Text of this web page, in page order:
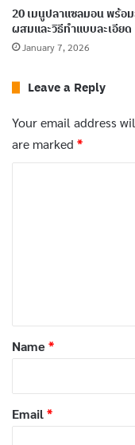
ลาบ
รสช
ส่วนผสม
อกไก่ (ลอกหนัง
กระเทียมสับละเ
20 เมนูปลาแซลมอน พร้อ
ผสมและวิธีทำแบบละเอียด
January 7, 2026
Leave a Reply
Your email address
are marked *
*
Name*
Email*